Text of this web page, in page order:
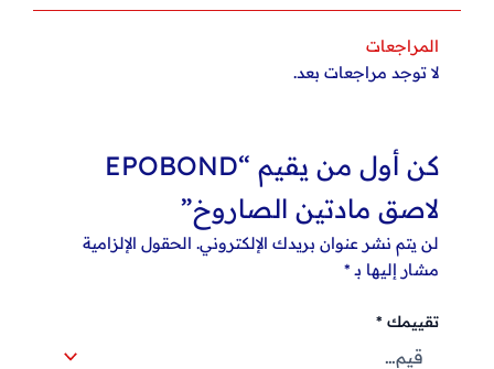
المراجعات
لا توجد مراجعات بعد.
كن أول من يقيم “EPOBOND
لاصق مادتين الصاروخ”
لن يتم نشر عنوان بريدك الإلكتروني. الحقول الإلزامية
مشار إليها بـ *
تقييمك *